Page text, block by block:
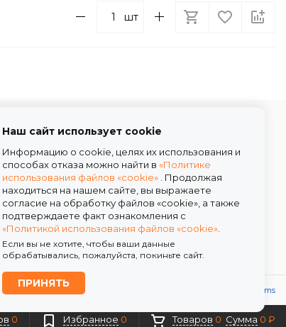
0 Избранное 0 Товаров 0 Сумма 0 ₽
шт
Каталог товаров
О компании
Условия работы
Скидки
Доставка
Контакты
Политика использования файлов «cookie» ALFA Systems
Наш сайт использует cookie
Информацию о cookie, целях их использования и
способах отказа можно найти в «Политике
использования файлов «cookie» . Продолжая
находиться на нашем сайте, вы выражаете
согласие на обработку файлов «cookie», а также
подтверждаете факт ознакомления с
«Политикой использования файлов «cookie»
Если вы не хотите, чтобы ваши данные
обрабатывались, пожалуйста, покиньте сайт.
ПРИНЯТЬ